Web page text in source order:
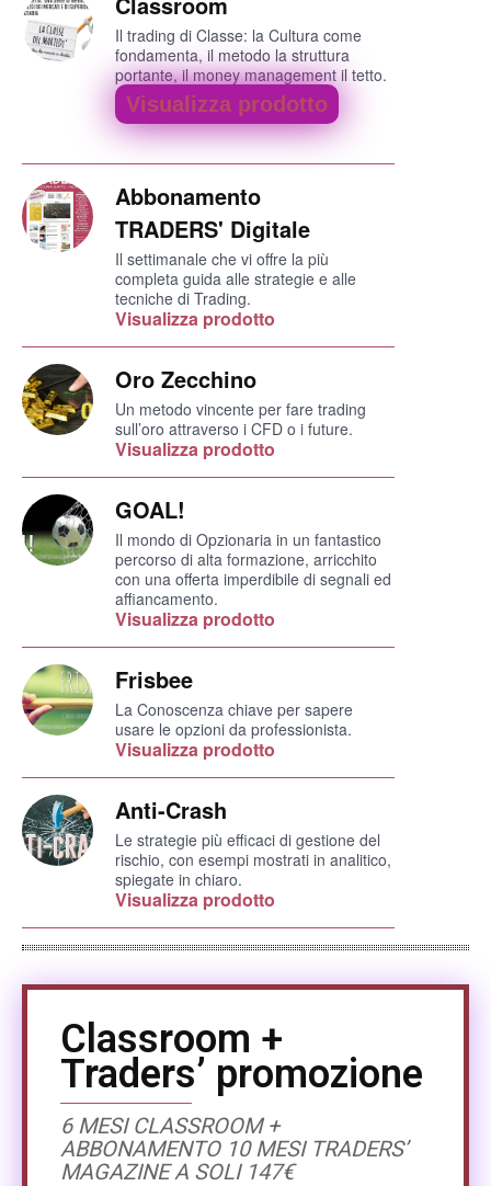
Il trading di Classe: la Cultura come
fondamenta, il metodo la struttura
portante, il money management il tetto.
Visualizza prodotto
Abbonamento
TRADERS' Digitale
Il settimanale che vi offre la più
completa guida alle strategie e alle
tecniche di Trading.
Visualizza prodotto
Oro Zecchino
Un metodo vincente per fare trading
sull’oro attraverso i CFD o i future.
Visualizza prodotto
GOAL!
Il mondo di Opzionaria in un fantastico
percorso di alta formazione, arricchito
con una offerta imperdibile di segnali ed
affiancamento.
Visualizza prodotto
Frisbee
La Conoscenza chiave per sapere
usare le opzioni da professionista.
Visualizza prodotto
Anti-Crash
Le strategie più efficaci di gestione del
rischio, con esempi mostrati in analitico,
spiegate in chiaro.
Visualizza prodotto
Classroom +
Traders’ promozione
6 MESI CLASSROOM +
ABBONAMENTO 10 MESI TRADERS’
MAGAZINE A SOLI 147€